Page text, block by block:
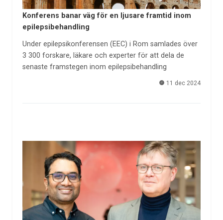
Konferens banar väg för en ljusare framtid inom
epilepsibehandling
Under epilepsikonferensen (EEC) i Rom samlades över
3 300 forskare, läkare och experter för att dela de
senaste framstegen inom epilepsibehandling
11 dec 2024